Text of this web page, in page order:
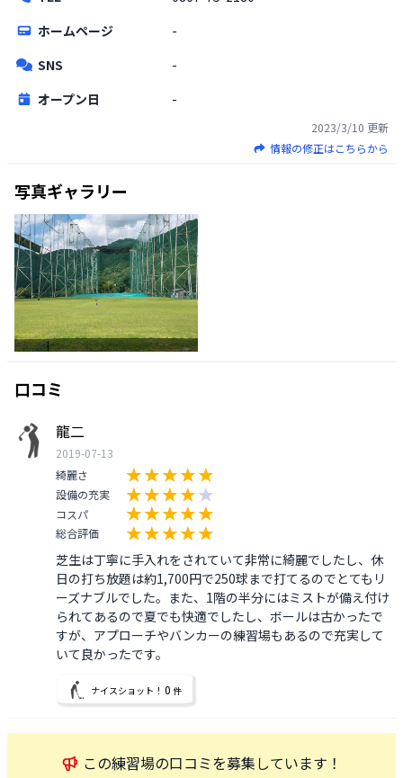
ホームページ
-
SNS
-
オープン日
-
2023/3/10 更新
情報の修正はこちらから
写真ギャラリー
口コミ
龍二
2019-07-13
綺麗さ
設備の充実
コスパ
総合評価
芝生は丁寧に手入れをされていて非常に綺麗でしたし、休
日の打ち放題は約1,700円で250球まで打てるのでとてもリ
ーズナブルでした。また、1階の半分にはミストが備え付け
られてあるので夏でも快適でしたし、ボールは古かったで
すが、アプローチやバンカーの練習場もあるので充実して
いて良かったです。
ナイスショット！ 0 件
この練習場の口コミを募集しています！